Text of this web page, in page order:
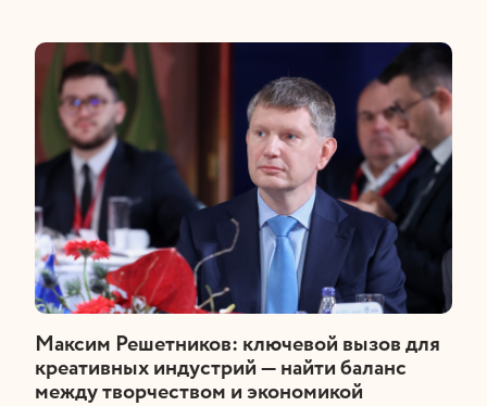
​Максим Решетников: ключевой вызов для
креативных индустрий — найти баланс
между творчеством и экономикой